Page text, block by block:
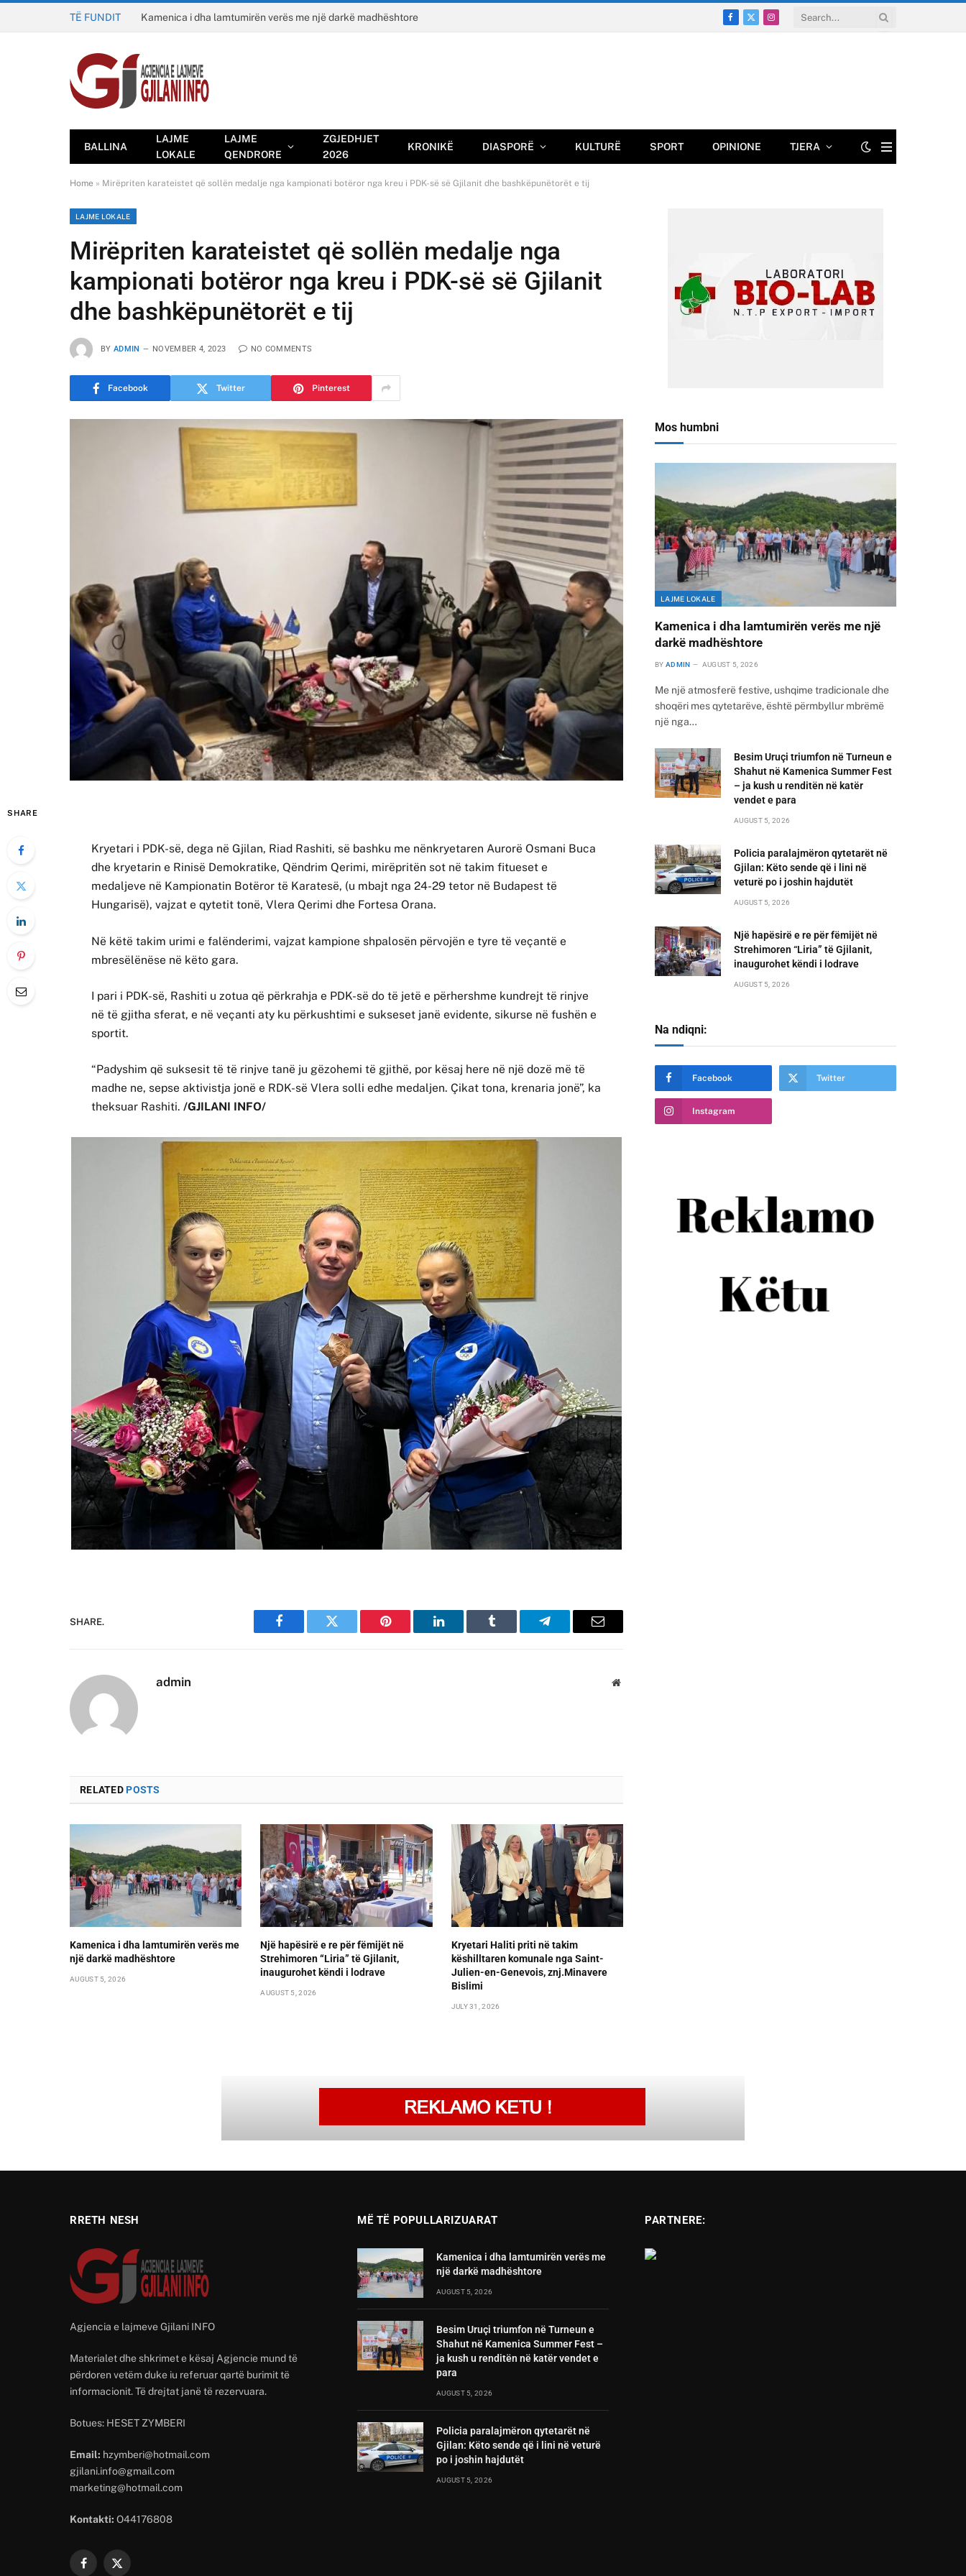
TË FUNDIT Kamenica i dha lamtumirën verës me një darkë madhështore
Facebook
X
Instagram
BALLINA
LAJME
LOKALE
LAJME
QENDRORE
ZGJEDHJET
2026
KRONIKË DIASPORË KULTURË SPORT OPINIONE TJERA
Home » Mirëpriten karateistet që sollën medalje nga kampionati botëror nga kreu i PDK-së së Gjilanit dhe bashkëpunëtorët e tij
LAJME LOKALE
Mirëpriten karateistet që sollën medalje nga
kampionati botëror nga kreu i PDK-së së Gjilanit
dhe bashkëpunëtorët e tij
BY ADMIN NOVEMBER 4, 2023 NO COMMENTS
Facebook Twitter Pinterest
SHARE
Kryetari i PDK-së, dega në Gjilan, Riad Rashiti, së bashku me nënkryetaren Aurorë Osmani Buca
dhe kryetarin e Rinisë Demokratike, Qëndrim Qerimi, mirëpritën sot në takim fitueset e
medaljeve në Kampionatin Botëror të Karatesë, (u mbajt nga 24-29 tetor në Budapest të
Hungarisë), vajzat e qytetit tonë, Vlera Qerimi dhe Fortesa Orana.
Në këtë takim urimi e falënderimi, vajzat kampione shpalosën përvojën e tyre të veçantë e
mbresëlënëse në këto gara.
I pari i PDK-së, Rashiti u zotua që përkrahja e PDK-së do të jetë e përhershme kundrejt të rinjve
në të gjitha sferat, e në veçanti aty ku përkushtimi e sukseset janë evidente, sikurse në fushën e
sportit.
“Padyshim që suksesit të të rinjve tanë ju gëzohemi të gjithë, por kësaj here në një dozë më të
madhe ne, sepse aktivistja jonë e RDK-së Vlera solli edhe medaljen. Çikat tona, krenaria jonë”, ka
theksuar Rashiti./GJILANI INFO/
SHARE.
Facebook Twitter Pinterest LinkedIn Tumblr Telegram Email
admin Website
RELATEDPOSTS
Kamenica i dha lamtumirën verës me
një darkë madhështore
AUGUST 5, 2026
Një hapësirë e re për fëmijët në
Strehimoren “Liria” të Gjilanit,
inaugurohet këndi i lodrave
AUGUST 5, 2026
Kryetari Haliti priti në takim
këshilltaren komunale nga Saint-
Julien-en-Genevois, znj.Minavere
Bislimi
JULY 31, 2026
Mos humbni
LAJME LOKALE
Kamenica i dha lamtumirën verës me një
darkë madhështore
BY ADMIN AUGUST 5, 2026
Me një atmosferë festive, ushqime tradicionale dhe
shoqëri mes qytetarëve, është përmbyllur mbrëmë
një nga…
Besim Uruçi triumfon në Turneun e
Shahut në Kamenica Summer Fest
– ja kush u renditën në katër
vendet e para
AUGUST 5, 2026
Policia paralajmëron qytetarët në
Gjilan: Këto sende që i lini në
veturë po i joshin hajdutët
AUGUST 5, 2026
Një hapësirë e re për fëmijët në
Strehimoren “Liria” të Gjilanit,
inaugurohet këndi i lodrave
AUGUST 5, 2026
Na ndiqni:
Facebook Twitter
Instagram
RRETH NESH
Agjencia e lajmeve Gjilani INFO
Materialet dhe shkrimet e kësaj Agjencie mund të
përdoren vetëm duke iu referuar qartë burimit të
informacionit. Të drejtat janë të rezervuara.
Botues: HESET ZYMBERI
Email: hzymberi@hotmail.com
gjilani.info@gmail.com
marketing@hotmail.com
Kontakti: O44176808
Facebook
X
MË TË POPULLARIZUARAT
Kamenica i dha lamtumirën verës me
një darkë madhështore
AUGUST 5, 2026
Besim Uruçi triumfon në Turneun e
Shahut në Kamenica Summer Fest –
ja kush u renditën në katër vendet e
para
AUGUST 5, 2026
Policia paralajmëron qytetarët në
Gjilan: Këto sende që i lini në veturë
po i joshin hajdutët
AUGUST 5, 2026
PARTNERE: